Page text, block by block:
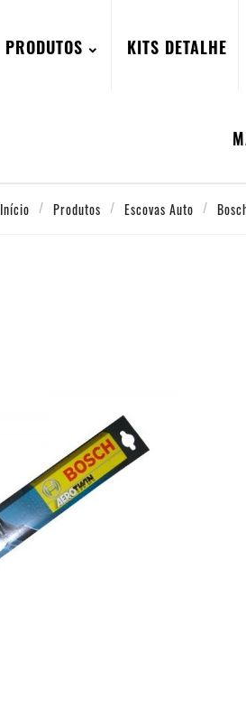
PRODUTOS KITS DETALHE
Início Produtos Escovas Auto